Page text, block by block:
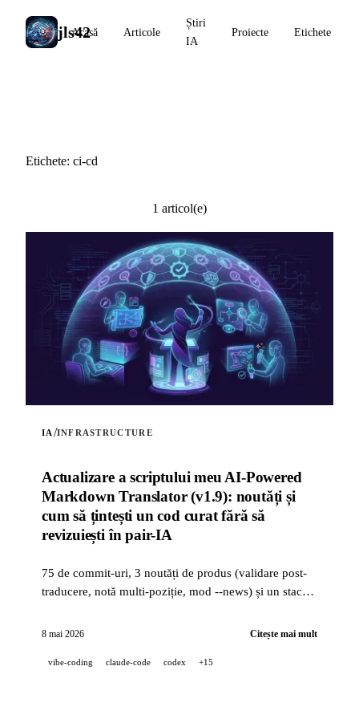
jls42
Acasă Articole
Știri
IA
Proiecte Etichete
Etichete: ci-cd
1 articol(e)
IA /INFRASTRUCTURE
Actualizare a scriptului meu AI-Powered
Markdown Translator (v1.9): noutăți și
cum să țintești un cod curat fără să
revizuiești în pair-IA
75 de commit-uri, 3 noutăți de produs (validare post-
traducere, notă multi-poziție, mod --news) și un stack
revizuire PR asistată de IA) pentru a ținti un cod curat
8 mai 2026 Citește mai mult
vibe-coding claude-code codex +15